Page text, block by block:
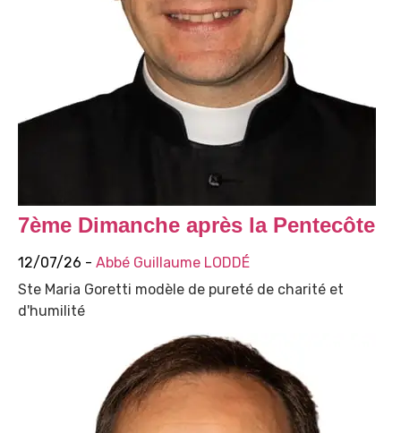
7ème Dimanche après la Pentecôte
12/07/26 - Abbé Guillaume LODDÉ
Ste Maria Goretti modèle de pureté de charité et
d'humilité